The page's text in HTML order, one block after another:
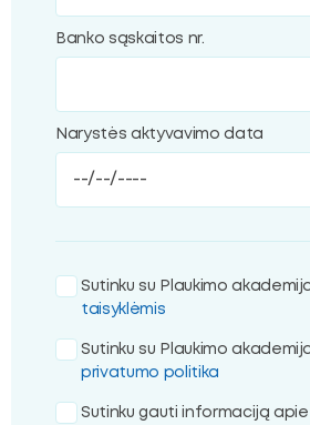
Banko sąskaitos nr.
Narystės aktyvavimo data
Sutinku su Plaukimo
taisyklėmis
Sutinku su Plaukimo
privatumo politika
Sutinku gauti informaciją apie